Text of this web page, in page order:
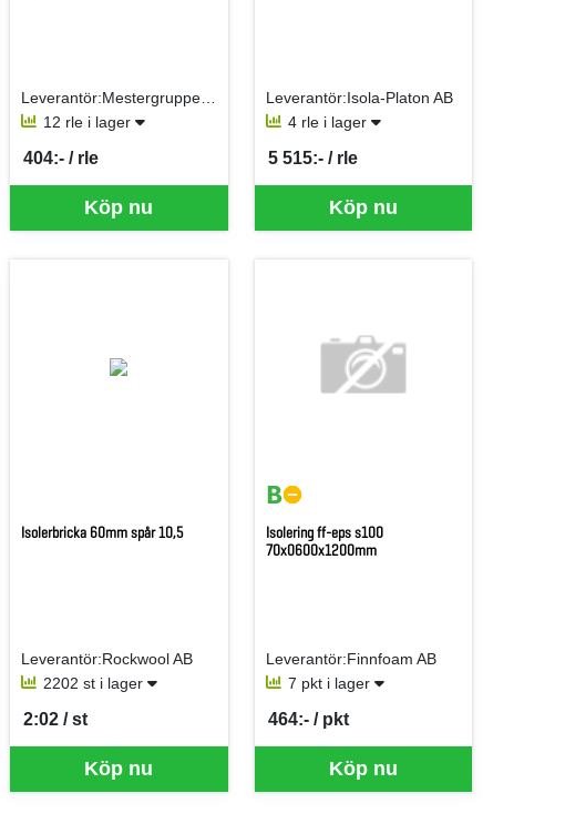
12 rle i lager
Köp nu
404:- / rle
SEK per RLE
Leverantör:Isola-Platon AB
4 rle i lager
Köp nu
5 515:- / rle
SEK per RLE
Isolerbricka 60mm spår 10,5
Leverantör:Rockwool AB
2202 st i lager
Köp nu
2:02 / st
SEK per ST
Isolering ff-eps s100
70x0600x1200mm
Leverantör:Finnfoam AB
7 pkt i lager
Köp nu
464:- / pkt
SEK per PKT